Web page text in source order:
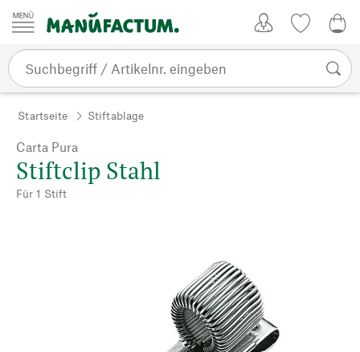
Zum Inhalt springen
Startseite Stiftablage
Carta Pura
Stiftclip Stahl
Für 1 Stift